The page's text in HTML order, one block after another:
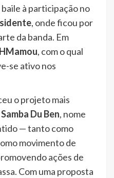
à participação no
, onde ficou por
da banda. Em
HMamou, com o qual
se ativo nos
o projeto mais
Samba Du Ben, nome
— tanto como
movimento de
ações de
Com uma proposta